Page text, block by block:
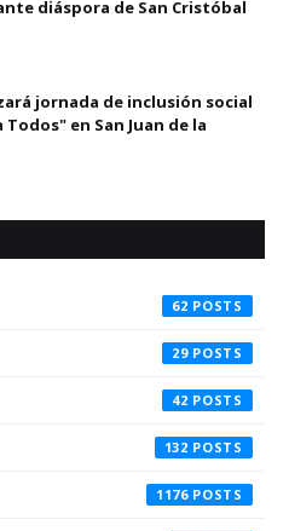
diáspora de San Cristóbal
jornada de inclusión social
Todos" en San Juan de la
62
29
42
132
1176